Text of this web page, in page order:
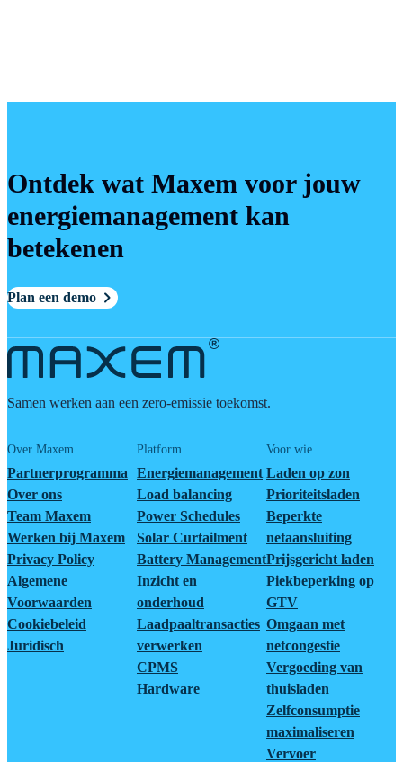
Ontdek wat Maxem voor jouw
energiemanagement kan
betekenen
Plan een demo
Samen werken aan een zero-emissie toekomst.
Over Maxem
Partnerprogramma
Over ons
Team Maxem
Werken bij Maxem
Privacy Policy
Algemene
Voorwaarden
Cookiebeleid
Juridisch
Platform
Energiemanagement
Load balancing
Power Schedules
Solar Curtailment
Battery Management
Inzicht en
onderhoud
Laadpaaltransacties
verwerken
CPMS
Hardware
Voor wie
Laden op zon
Prioriteitsladen
Beperkte
netaansluiting
Prijsgericht laden
Piekbeperking op
GTV
Omgaan met
netcongestie
Vergoeding van
thuisladen
Zelfconsumptie
maximaliseren
Vervoer